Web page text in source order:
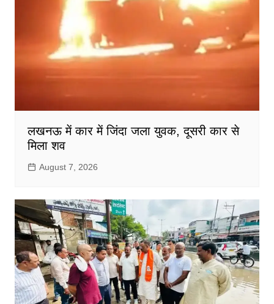
लखनऊ में कार में जिंदा जला युवक, दूसरी कार से
मिला शव
August 7, 2026